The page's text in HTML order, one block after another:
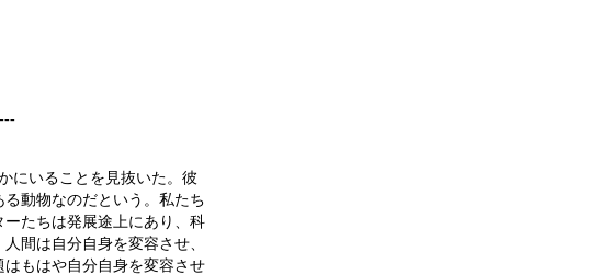
にいることを見抜いた。彼
動物なのだという。私たち
たちは発展途上にあり、科
間は自分自身を変容させ、
もはや自分自身を変容させ